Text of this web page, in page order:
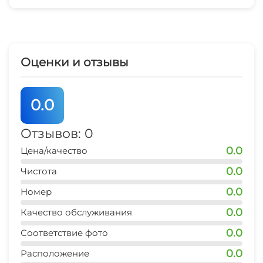
Оценки и отзывы
0.0
Отзывов: 0
Цена/качество 0.0
Чистота 0.0
Номер 0.0
Качество обслуживания 0.0
Соответствие фото 0.0
Расположение 0.0